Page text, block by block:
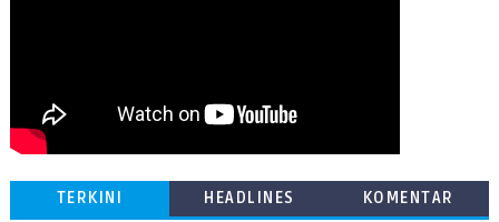
TERKINI HEADLINES KOMENTAR